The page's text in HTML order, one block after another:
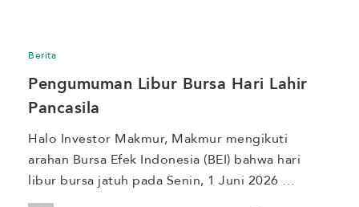
operasional dan selama periode libur bursa akan
diproses kembali pada Rabu, 17 […]
Berita
Pengumuman Libur Bursa Hari Lahir
Pancasila
Halo Investor Makmur, Makmur mengikuti
arahan Bursa Efek Indonesia (BEI) bahwa hari
libur bursa jatuh pada Senin, 1 Juni 2026
bertepatan dengan Hari Lahir Pancasila. Berikut